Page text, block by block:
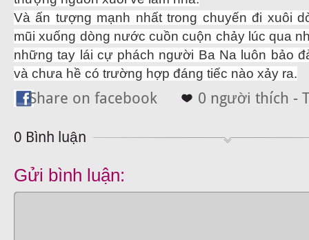
Và ấn tượng mạnh nhất trong chuyến đi xuôi
mũi xuống dòng nước cuồn cuộn chảy lúc qua
những tay lái cự phách người Ba Na luôn bảo
và chưa hề có trường hợp đáng tiếc nào xảy ra.
Share on facebook 0 người thích -
0 Bình luận
Gửi bình luận: